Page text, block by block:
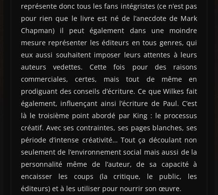
représente donc tous les fans intégristes (ce n’est pas
pour rien que le livre est né de l’anecdote de Mark
Chapman) il peut également dans une moindre
mesure représenter les éditeurs en tous genres, qui
eux aussi souhaitent imposer leurs attentes à leurs
auteurs vedettes. Cette fois pour des raisons
commerciales, certes, mais tout de même en
prodiguant des conseils d’écriture. Ce que Wilkes fait
également, influençant ainsi l’écriture de Paul. C’est
là le troisième point abordé par King : le processus
créatif. Avec ses contraintes, ses pages blanches, ses
période d’intense créativité… Tout ça découlant non
seulement de l’environnement social mais aussi de la
personnalité même de l’auteur, de sa capacité à
encaisser les coups (la critique, le public, les
éditeurs) et à les utiliser pour nourrir son œuvre.